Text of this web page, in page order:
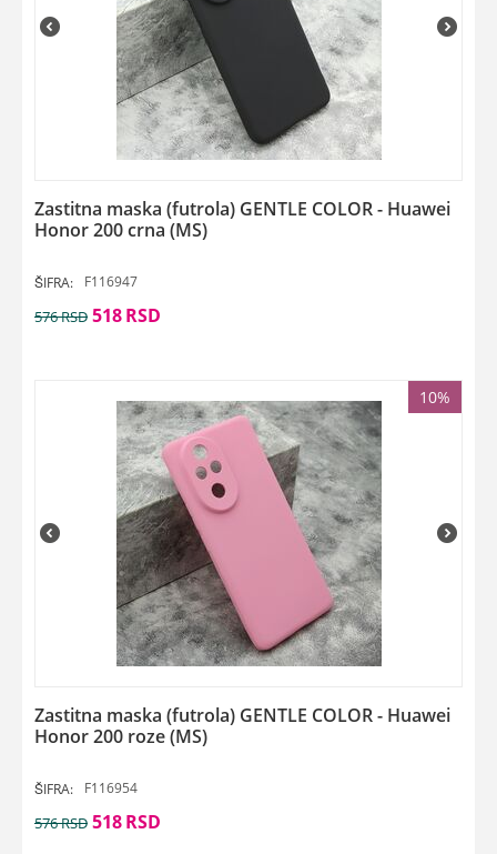
Zastitna maska (futrola) GENTLE COLOR - Huawei
Honor 200 crna (MS)
ŠIFRA: F116947
576RSD 518RSD
10%
Zastitna maska (futrola) GENTLE COLOR - Huawei
Honor 200 roze (MS)
ŠIFRA: F116954
576RSD 518RSD